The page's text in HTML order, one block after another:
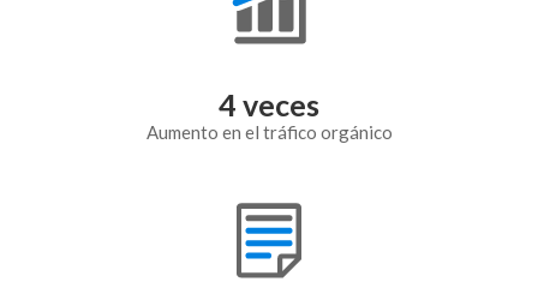
Aumento en el tráfico orgánico
4 veces